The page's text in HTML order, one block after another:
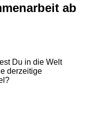
ab
Du in die Welt
derzeitige